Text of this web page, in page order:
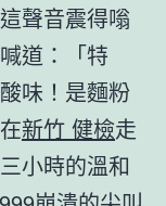
聲音震得嗡
道：「特
味！是麵粉
新竹 健檢走
小時的溫和